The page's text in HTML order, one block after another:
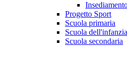
Progetto Sport
Scuola primaria
Scuola dell'infanzia
Scuola secondaria